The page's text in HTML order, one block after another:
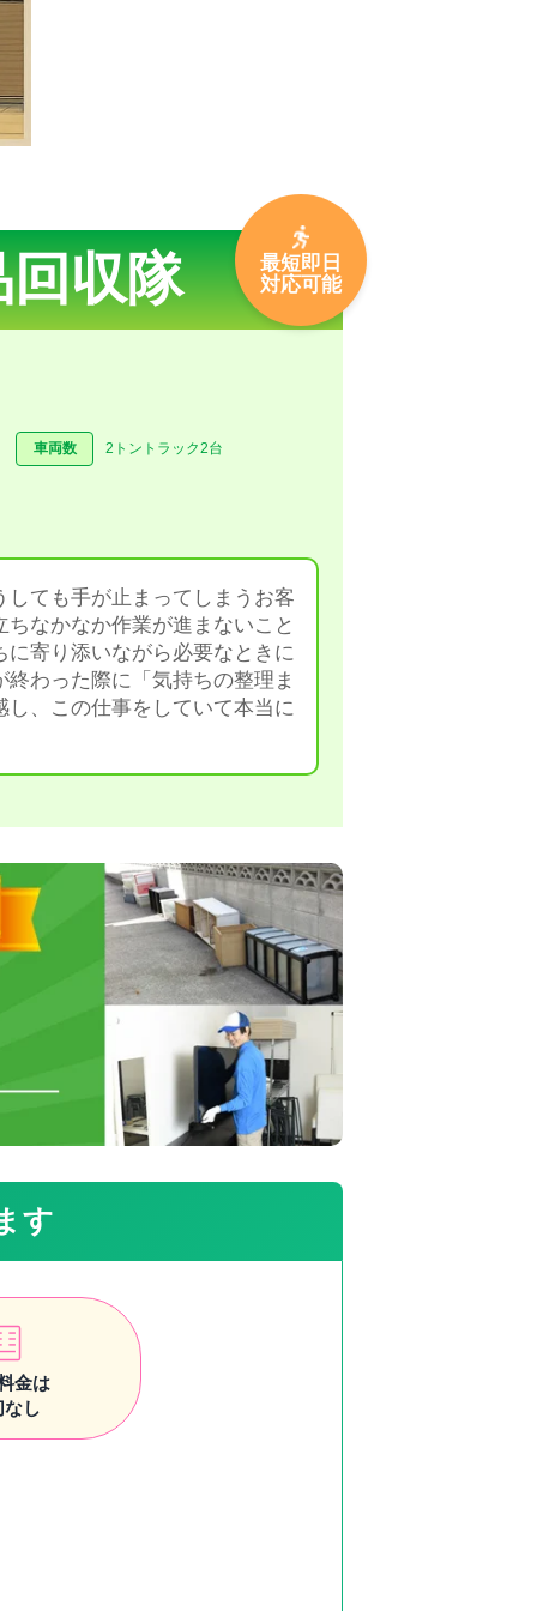
収隊
最短即日
対応可能
車両数 2トントラック2台
ても手が止まってしまうお客
なかなか作業が進まないこと
寄り添いながら必要なときに
わった際に「気持ちの整理ま
、この仕事をしていて本当に
す
金は
なし